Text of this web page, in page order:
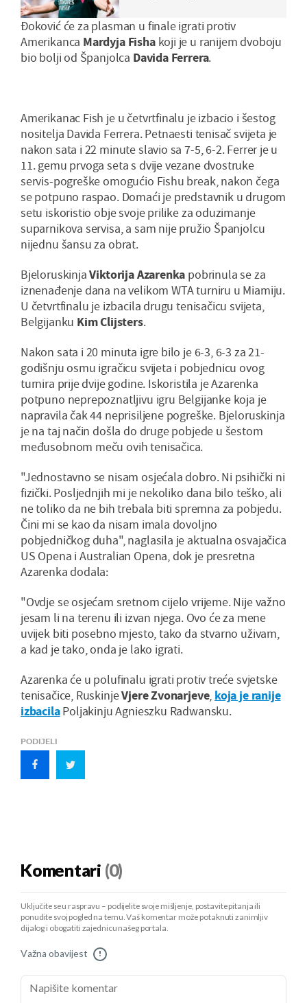
Đoković će za plasman u finale igrati protiv
Amerikanca Mardyja Fishakoji je u ranijem dvoboju
bio bolji od Španjolca Davida Ferrera.
Amerikanac Fish je u četvrtfinalu je izbacio i šestog
nositelja Davida Ferrera. Petnaesti tenisač svijeta je
nakon sata i 22 minute slavio sa 7-5, 6-2. Ferrer je u
11. gemu prvoga seta s dvije vezane dvostruke
servis-pogreške omogućio Fishu break, nakon čega
se potpuno raspao. Domaći je predstavnik u drugom
setu iskoristio obje svoje prilike za oduzimanje
suparnikova servisa, a sam nije pružio Španjolcu
nijednu šansu za obrat.
BjeloruskinjaViktorija Azarenka pobrinula se za
iznenađenje dana na velikom WTA turniru u Miamiju.
U četvrtfinalu je izbacila drugu tenisačicu svijeta,
Belgijanku Kim Clijsters.
Nakon sata i 20 minuta igre bilo je 6-3, 6-3 za 21-
godišnju osmu igračicu svijeta i pobjednicu ovog
turnira prije dvije godine. Iskoristila je Azarenka
potpuno neprepoznatljivu igru Belgijanke koja je
napravila čak 44 neprisiljene pogreške. Bjeloruskinja
je na taj način došla do druge pobjede u šestom
međusobnom meču ovih tenisačica.
"Jednostavno se nisam osjećala dobro. Ni psihički ni
fizički. Posljednjih mi je nekoliko dana bilo teško, ali
ne toliko da ne bih trebala biti spremna za pobjedu.
Čini mi se kao da nisam imala dovoljno
pobjedničkog duha", naglasila je aktualna osvajačica
US Opena i Australian Opena, dok je presretna
Azarenka dodala:
"Ovdje se osjećam sretnom cijelo vrijeme. Nije važno
jesam li na terenu ili izvan njega. Ovo će za mene
uvijek biti posebno mjesto, tako da stvarno uživam,
a kad je tako, onda je lako igrati.
Azarenka će u polufinalu igrati protiv treće svjetske
tenisačice, RuskinjeVjere Zvonarjeve, koja je ranije
izbacilaPoljakinju Agnieszku Radwansku.
PODIJELI
Komentari (0)
Uključite se u raspravu – podijelite svoje mišljenje, postavite pitanja ili
ponudite svoj pogled na temu. Vaš komentar može potaknuti zanimljiv
dijalog i obogatiti zajednicu našeg portala.
Važna obavijest !